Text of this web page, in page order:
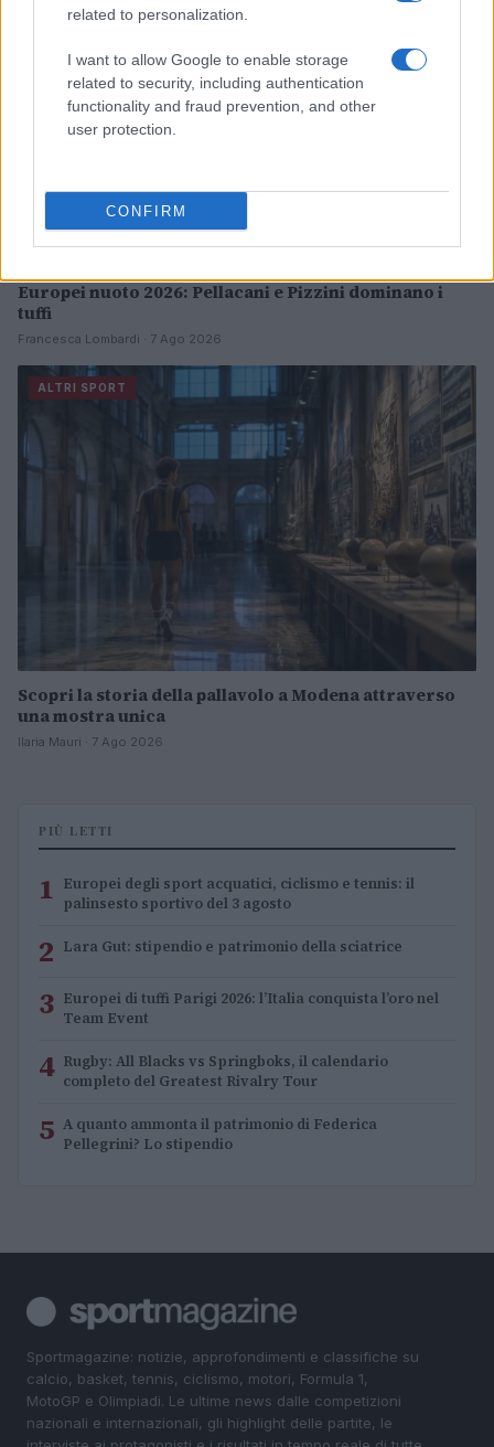
related to personalization.
I want to allow Google to enable storage
related to security, including authentication
functionality and fraud prevention, and other
user protection.
CONFIRM
Europei nuoto 2026: Pellacani e Pizzini dominano i
tuffi
Francesca Lombardi · 7 Ago 2026
ALTRI SPORT
Scopri la storia della pallavolo a Modena attraverso
una mostra unica
Ilaria Mauri · 7 Ago 2026
PIÙ LETTI
1 Europei degli sport acquatici, ciclismo e tennis: il
palinsesto sportivo del 3 agosto
2 Lara Gut: stipendio e patrimonio della sciatrice
3 Europei di tuffi Parigi 2026: l’Italia conquista l’oro nel
Team Event
4 Rugby: All Blacks vs Springboks, il calendario
completo del Greatest Rivalry Tour
5 A quanto ammonta il patrimonio di Federica
Pellegrini? Lo stipendio
Sportmagazine: notizie, approfondimenti e classifiche su
calcio, basket, tennis, ciclismo, motori, Formula 1,
MotoGP e Olimpiadi. Le ultime news dalle competizioni
nazionali e internazionali, gli highlight delle partite, le